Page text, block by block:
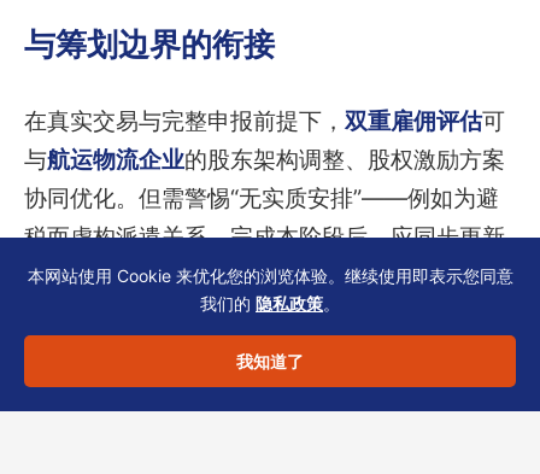
与筹划边界的衔接
在真实交易与完整申报前提下， 双重雇佣评估可
与航运物流企业的股东架构调整、股权激励方案
协同优化。但需警惕“无实质安排”——例如为避
税而虚构派遣关系。完成本阶段后，应同步更新
公司注册处、税务局及银行档案，避免因信息不
一致引发尽调延迟。
恒诚建议：航运物流企业应提前建立跨部门协同
本网站使用 Cookie 来优化您的浏览体验。继续使用即表示您同意
我们的 隐私政策。
我知道了